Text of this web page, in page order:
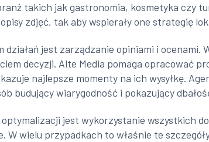
takich jak gastronomia, kosmetyka czy
zdjęć, tak aby wspierały one strategię
działań jest zarządzanie opiniami i
decyzji. Alte Media pomaga opracować
najlepsze momenty na ich wysyłkę.
budujący wiarygodność i pokazujący
jest wykorzystanie wszystkich
W wielu przypadkach to właśnie te